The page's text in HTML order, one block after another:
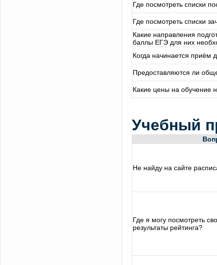
Где посмотреть списки
Где посмотреть списки
Какие направления
баллы ЕГЭ для них
Когда начинается приём
Предоставляются ли
Какие цены на обучение
Учебный
Не найду на сайте
Где я могу посмотреть
результаты рейтинга?